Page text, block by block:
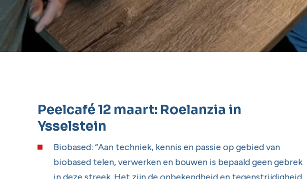
Peelcafé 12 maart: Roelanzia in
Ysselstein
Biobased: “Aan techniek, kennis en passie op gebied van
biobased telen, verwerken en bouwen is bepaald geen gebrek